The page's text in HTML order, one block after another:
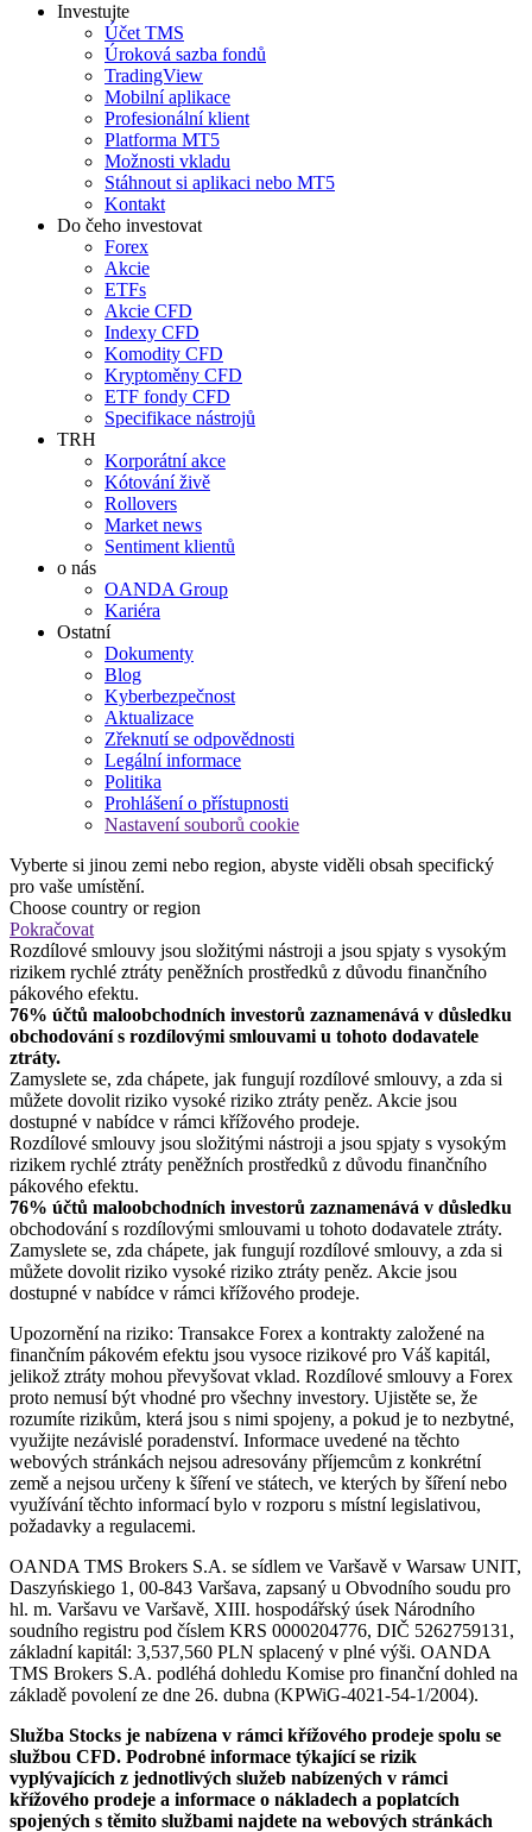
Investujte
Účet TMS
Úroková sazba fondů
TradingView
Mobilní aplikace
Profesionální klient
Platforma MT5
Možnosti vkladu
Stáhnout si aplikaci nebo MT5
Kontakt
Do čeho investovat
Forex
Akcie
ETFs
Akcie CFD
Indexy CFD
Komodity CFD
Kryptoměny CFD
ETF fondy CFD
Specifikace nástrojů
TRH
Korporátní akce
Kótování živě
Rollovers
Market news
Sentiment klientů
o nás
OANDA Group
Kariéra
Ostatní
Dokumenty
Blog
Kyberbezpečnost
Aktualizace
Zřeknutí se odpovědnosti
Legální informace
Politika
Prohlášení o přístupnosti
Nastavení souborů cookie
Vyberte si jinou zemi nebo region, abyste viděli obsah specifický
pro vaše umístění.
Choose country or region
Pokračovat
Rozdílové smlouvy jsou složitými nástroji a jsou spjaty s vysokým
rizikem rychlé ztráty peněžních prostředků z důvodu finančního
pákového efektu.
76% účtů maloobchodních investorů zaznamenává v důsledku
obchodování s rozdílovými smlouvami u tohoto dodavatele
ztráty.
Zamyslete se, zda chápete, jak fungují rozdílové smlouvy, a zda si
můžete dovolit riziko vysoké riziko ztráty peněz. Akcie jsou
dostupné v nabídce v rámci křížového prodeje.
Rozdílové smlouvy jsou složitými nástroji a jsou spjaty s vysokým
rizikem rychlé ztráty peněžních prostředků z důvodu finančního
pákového efektu.
76% účtů maloobchodních investorů zaznamenává v důsledku
obchodování s rozdílovými smlouvami u tohoto dodavatele ztráty.
Zamyslete se, zda chápete, jak fungují rozdílové smlouvy, a zda si
můžete dovolit riziko vysoké riziko ztráty peněz. Akcie jsou
dostupné v nabídce v rámci křížového prodeje.
Upozornění na riziko: Transakce Forex a kontrakty založené na
finančním pákovém efektu jsou vysoce rizikové pro Váš kapitál,
jelikož ztráty mohou převyšovat vklad. Rozdílové smlouvy a Forex
proto nemusí být vhodné pro všechny investory. Ujistěte se, že
rozumíte rizikům, která jsou s nimi spojeny, a pokud je to nezbytné,
využijte nezávislé poradenství. Informace uvedené na těchto
webových stránkách nejsou adresovány příjemcům z konkrétní
země a nejsou určeny k šíření ve státech, ve kterých by šíření nebo
využívání těchto informací bylo v rozporu s místní legislativou,
požadavky a regulacemi.
OANDA TMS Brokers S.A. se sídlem ve Varšavě v Warsaw UNIT,
Daszyńskiego 1, 00-843 Varšava, zapsaný u Obvodního soudu pro
hl. m. Varšavu ve Varšavě, XIII. hospodářský úsek Národního
soudního registru pod číslem KRS 0000204776, DIČ 5262759131,
základní kapitál: 3,537,560 PLN splacený v plné výši. OANDA
TMS Brokers S.A. podléhá dohledu Komise pro finanční dohled na
základě povolení ze dne 26. dubna (KPWiG-4021-54-1/2004).
Služba Stocks je nabízena v rámci křížového prodeje spolu se
službou CFD. Podrobné informace týkající se rizik
vyplývajících z jednotlivých služeb nabízených v rámci
křížového prodeje a informace o nákladech a poplatcích
spojených s těmito službami najdete na webových stránkách